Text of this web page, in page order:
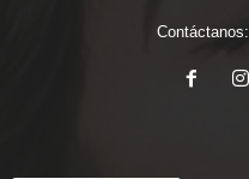
Contáctanos: